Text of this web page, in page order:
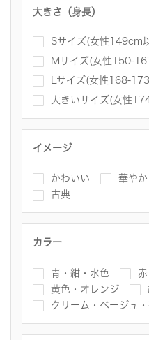
大きさ（身長）
Sサイズ(女性149cm
Mサイズ(女性150-
Lサイズ(女性168-
大きいサイズ(女性
イメージ
かわいい 華やか
古典
カラー
青・紺・水色
黄色・オレンジ
クリーム・ベージュ